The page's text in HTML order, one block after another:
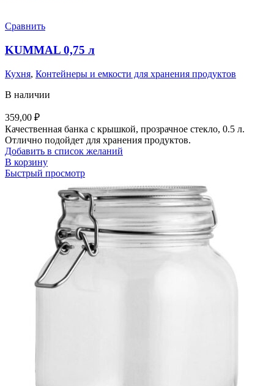
Сравнить
KUMMAL 0,75 л
Кухня, Контейнеры и емкости для хранения продуктов
В наличии
359,00 ₽
Качественная банка с крышкой, прозрачное стекло, 0.5 л.
Отлично подойдет для хранения продуктов.
Добавить в список желаний
В корзину
Быстрый просмотр